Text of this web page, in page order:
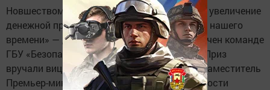
Новшеством нынешнего фестиваля стало и увеличение
денежной премии обладателю Кубка «Герой нашего
времени» — до 500 тысяч рублей. Кубок вручен команде
ГБУ «Безопасность дорожного движения». Приз
вручали вице-премьер РТ Лейла Фазлеева, заместитель
Премьер-министра — министр промышленности